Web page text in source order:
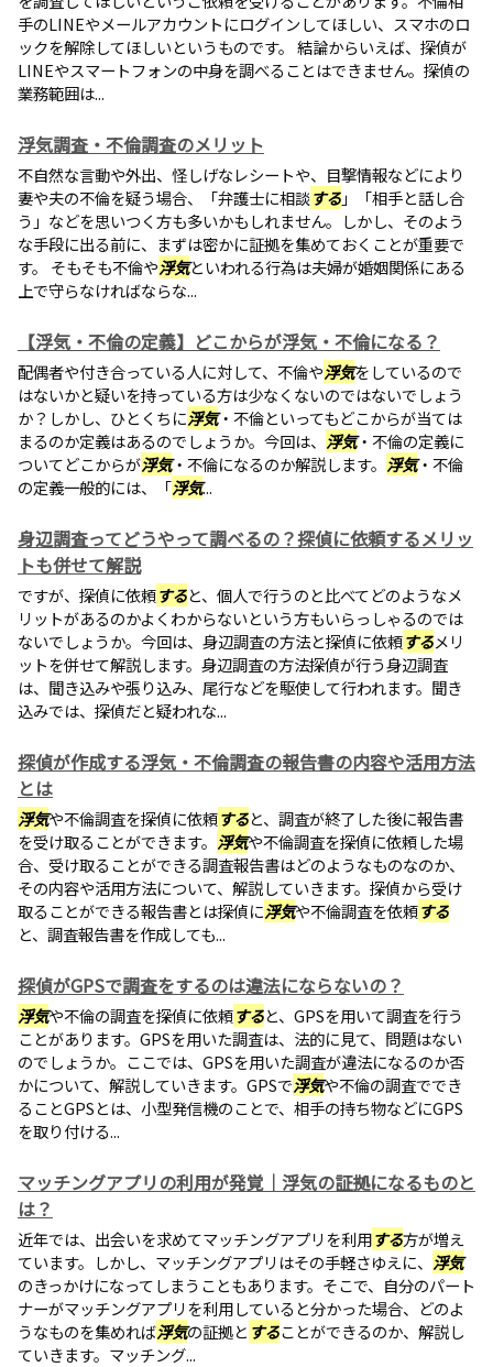
手のLINEやメールアカウントにログインしてほしい、スマホのロ
ックを解除してほしいというものです。 結論からいえば、探偵が
LINEやスマートフォンの中身を調べることはできません。探偵の
業務範囲は...
浮気調査・不倫調査のメリット
不自然な言動や外出、怪しげなレシートや、目撃情報などにより
妻や夫の不倫を疑う場合、「弁護士に相談する」「相手と話し合
う」などを思いつく方も多いかもしれません。しかし、そのよう
な手段に出る前に、まずは密かに証拠を集めておくことが重要で
す。 そもそも不倫や浮気といわれる行為は夫婦が婚姻関係にある
上で守らなければならな...
【浮気・不倫の定義】どこからが浮気・不倫になる？
配偶者や付き合っている人に対して、不倫や浮気をしているので
はないかと疑いを持っている方は少なくないのではないでしょう
か？しかし、ひとくちに浮気・不倫といってもどこからが当ては
まるのか定義はあるのでしょうか。今回は、 浮気・不倫の定義に
ついてどこからが浮気・不倫になるのか解説します。 浮気・不倫
の定義一般的には、「浮気...
身辺調査ってどうやって調べるの？探偵に依頼するメリッ
トも併せて解説
ですが、探偵に依頼すると、個人で行うのと比べてどのようなメ
リットがあるのかよくわからないという方もいらっしゃるのでは
ないでしょうか。今回は、身辺調査の方法と探偵に依頼するメリ
ットを併せて解説します。身辺調査の方法探偵が行う身辺調査
は、聞き込みや張り込み、尾行などを駆使して行われます。聞き
込みでは、探偵だと疑われな...
探偵が作成する浮気・不倫調査の報告書の内容や活用方法
とは
浮気や不倫調査を探偵に依頼すると、調査が終了した後に報告書
を受け取ることができます。 浮気や不倫調査を探偵に依頼した場
合、受け取ることができる調査報告書はどのようなものなのか、
その内容や活用方法について、解説していきます。探偵から受け
取ることができる報告書とは探偵に浮気や不倫調査を依頼する
と、調査報告書を作成しても...
探偵がGPSで調査をするのは違法にならないの？
浮気や不倫の調査を探偵に依頼すると、GPSを用いて調査を行う
ことがあります。GPSを用いた調査は、法的に見て、問題はない
のでしょうか。ここでは、GPSを用いた調査が違法になるのか否
かについて、解説していきます。GPSで浮気や不倫の調査ででき
ることGPSとは、小型発信機のことで、相手の持ち物などにGPS
を取り付ける...
マッチングアプリの利用が発覚｜浮気の証拠になるものと
は？
近年では、出会いを求めてマッチングアプリを利用する方が増え
ています。しかし、マッチングアプリはその手軽さゆえに、 浮気
のきっかけになってしまうこともあります。そこで、自分のパート
ナーがマッチングアプリを利用していると分かった場合、どのよ
うなものを集めれば浮気の証拠と することができるのか、解説し
ていきます。マッチング...